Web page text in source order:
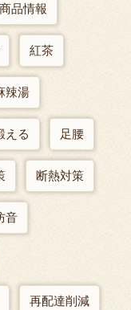
品情報
紅茶
辣湯
える 足腰
断熱対策
音
再配達削減